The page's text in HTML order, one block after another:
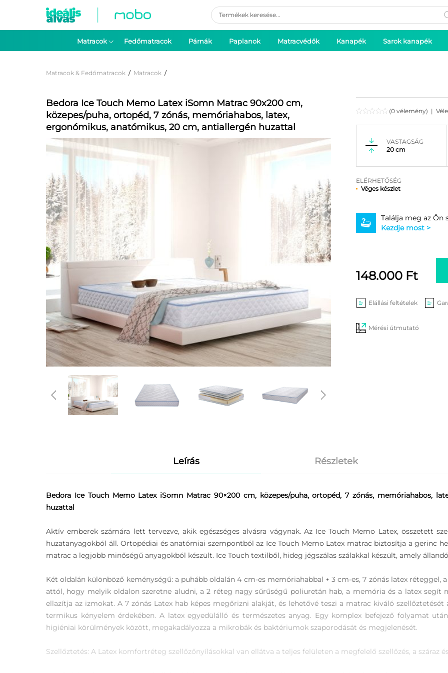
Products
search
Matracok Fedőmatracok Párnák Paplanok Matracvédők Kanapék Sarok kanapék
Matracok & Fedőmatracok / Matracok /
Bedora Ice Touch Memo Latex iSomn Matrac 90x200 cm,
közepes/puha, ortopéd, 7 zónás, memóriahabos, latex,
ergonómikus, anatómikus, 20 cm, antiallergén huzattal
(0 vélemény) |
VASTAGSÁG
20 cm
ELÉRHETŐSÉG
Véges készlet
Találja meg az Ön
Kezdje most >
148.000 Ft
Elállási feltételek
Mérési útmutató
Leírás Részletek
Bedora Ice Touch Memo Latex iSomn Matrac 90×200 cm, közepes/puha, ortopéd, 7 zónás, memóriahabos,
huzattal
Aktív emberek számára lett tervezve, akik egészséges alvásra vágynak. Az Ice Touch Memo Latex, összetett
huzatanyagokból áll. Ortopédiai és anatómiai szempontból az Ice Touch Memo Latex matrac biztosítja a gerinc
matrac a legjobb minőségű anyagokból készült. Ice Touch textilből, hideg jégszálas szálakkal készült, amely
Két oldalán különböző keménységű: a puhább oldalán 4 cm-es memóriahabbal + 3 cm-es, 7 zónás latex
attól, hogy melyik oldalon szeretne aludni, a 2 réteg nagy sűrűségű poliuretán hab, a memória és a latex segít
ellazítja az izmokat. A 7 zónás Latex hab képes megőrizni alakját, és lehetővé teszi a matrac kiváló
termikus kényelem érdekében. A latex egyedülálló és természetes anyag. Egy komplex befejező folyamat
higiéniai körülmények között, megakadályozza a mikrobák és baktériumok szaporodását és megjelenését.
Szellőztetés: A Latex komfortréteg szellőzőnyílásokkal van ellátva a teljes felületen a megfelelő szellőzés, a száraz